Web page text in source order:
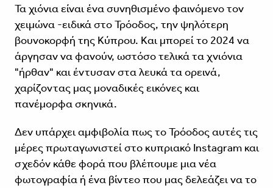
Τα χιόνια είναι ένα συνηθισμένο φαινόμενο τον
χειμώνα -ειδικά στο Τρόοδος, την ψηλότερη
βουνοκορφή της Κύπρου. Και μπορεί το 2024 να
άργησαν να φανούν, ωστόσο τελικά τα χνιόνια
"ήρθαν" και έντυσαν στα λευκά τα ορεινά,
χαρίζοντας μας μοναδικές εικόνες και
πανέμορφα σκηνικά.
Δεν υπάρχει αμφιβολία πως το Τρόοδος αυτές τις
μέρες πρωταγωνιστεί στο κυπριακό Instagram και
σχεδόν κάθε φορά που βλέπουμε μια νέα
φωτογραφία ή ένα βίντεο που μας δελεάζει να το